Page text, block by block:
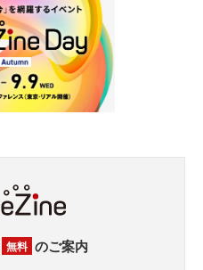
無料 のご案内